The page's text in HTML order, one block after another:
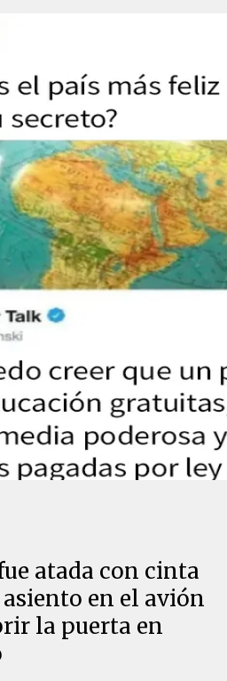
atada con cinta
en el avión
la puerta en